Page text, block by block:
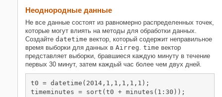
Неоднородные данные
Не все данные состоят из равномерно распределенных точек,
которые могут влиять на методы для обработки данных.
Создайте datetime вектор, который содержит неправильное
время выборки для данных в Airreg time вектор
представляет выборки, бравшиеся каждую минуту в течение
первых 30 минут, затем каждый час более чем двух дней.
t0 = datetime(2014,1,1,1,1,1);
timeminutes = sort(t0 + minutes(1:30));